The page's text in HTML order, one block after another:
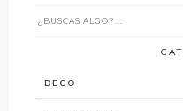
DECO